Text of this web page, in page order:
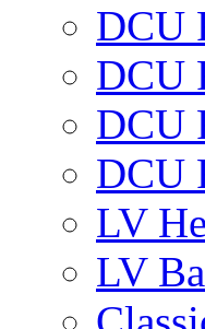
DCU
DCU
DCU
DCU
LV
LV